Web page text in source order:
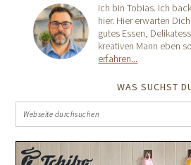
Ich bin Tobias. Ich
hier. Hier erwarten
gutes Essen,
kreativen Mann eben
erfahren...
WAS SUCHST